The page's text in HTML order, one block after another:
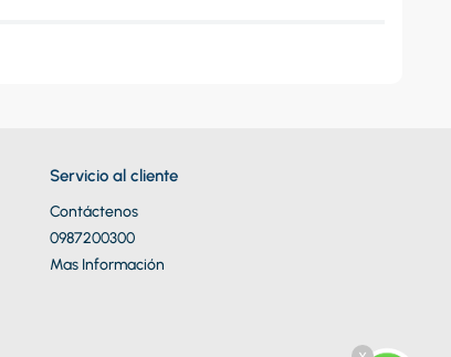
Servicio al cliente
Contáctenos
0987200300
Mas Información